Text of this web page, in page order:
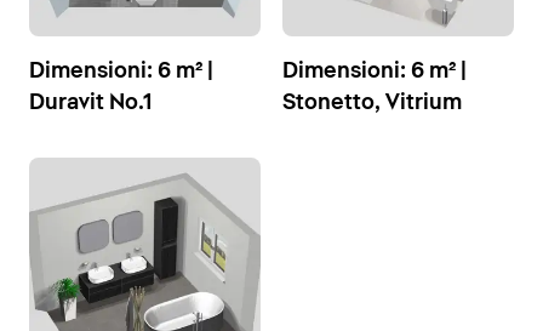
Dimensioni: 6 m² |
Duravit No.1
Dimensioni: 6 m² |
Stonetto, Vitrium